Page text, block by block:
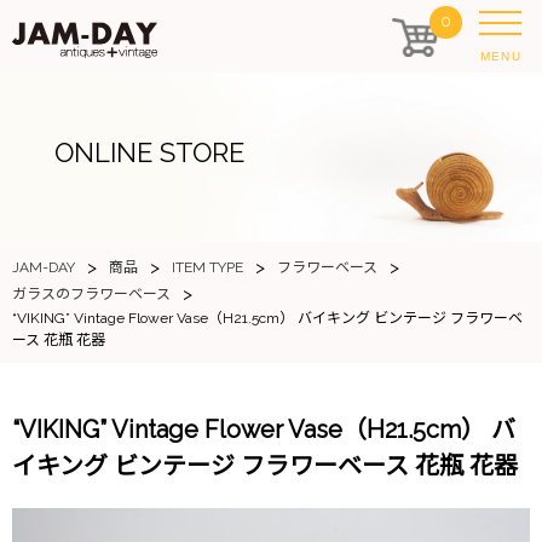
0
MENU
ONLINE STORE
JAM-DAY > 商品 > ITEM TYPE > フラワーベース >
ガラスのフラワーベース >
“VIKING” Vintage Flower Vase（H21.5cm） バイキング ビンテージ フラワーベ
ース 花瓶 花器
“VIKING” Vintage Flower Vase（H21.5cm） バ
イキング ビンテージ フラワーベース 花瓶 花器